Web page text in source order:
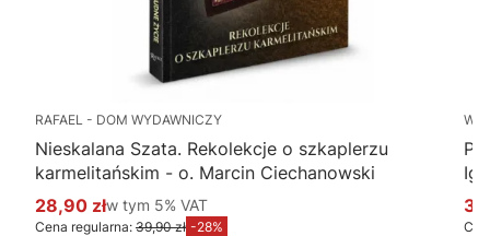
RAFAEL - DOM WYDAWNICZY
Nieskalana Szata. Rekolekcje o szkaplerzu
karmelitańskim - o. Marcin Ciechanowski
Cena promocyjna brutto
28,90 złw tym %s VAT
w tym 5% VAT
Cena regularna: 39,90 zł -28%